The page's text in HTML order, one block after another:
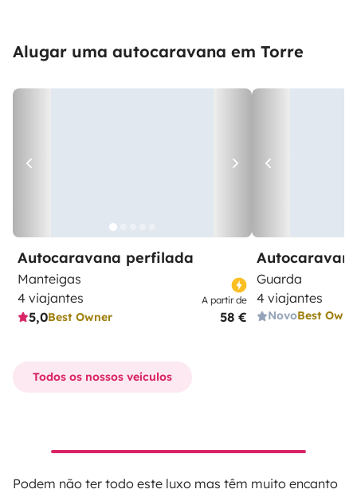
Alugar uma autocaravana em Torre
Autocaravana perfilada
Manteigas
4 viajantes
5,0Best Owner
A partir de
58 €
Guarda
4 viajantes
NovoBest
Todos os nossos veículos
Podem não ter todo este luxo mas têm muito encanto